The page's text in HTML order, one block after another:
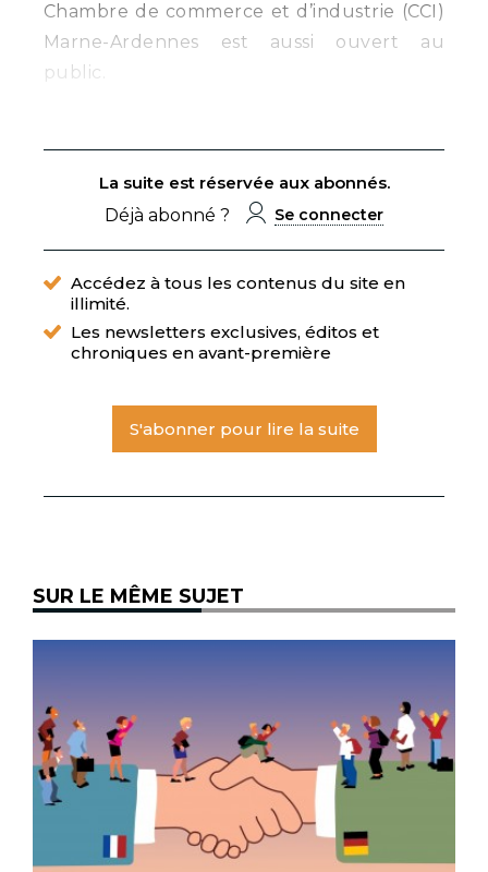
Chambre de commerce et d’industrie (CCI)
Marne-Ardennes est aussi ouvert au
public.
La suite est réservée aux abonnés.
Déjà abonné ?
Se connecter
Accédez à tous les contenus du site en
illimité.
Les newsletters exclusives, éditos et
chroniques en avant-première
S'abonner pour lire la suite
SUR LE MÊME SUJET